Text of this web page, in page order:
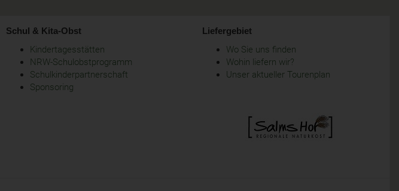
Schul & Kita-Obst
Kindertagesstätten
NRW-Schulobstprogramm
Schulkinderpartnerschaft
Sponsoring
Liefergebiet
Wo Sie uns finden
Wohin liefern wir?
Unser aktueller Tourenplan